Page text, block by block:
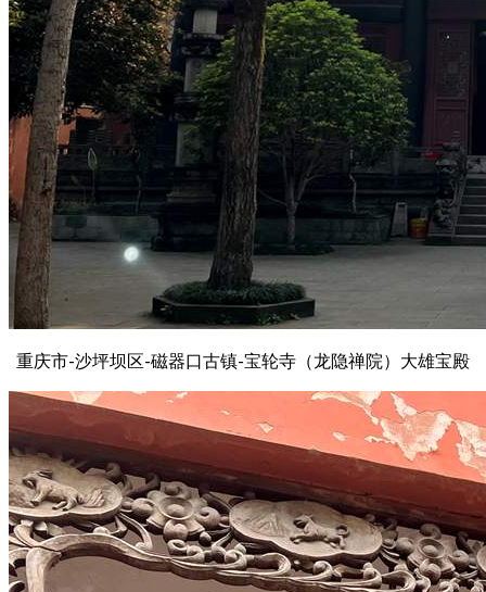
重庆市-沙坪坝区-磁器口古镇-宝轮寺（龙隐禅院）大雄宝殿